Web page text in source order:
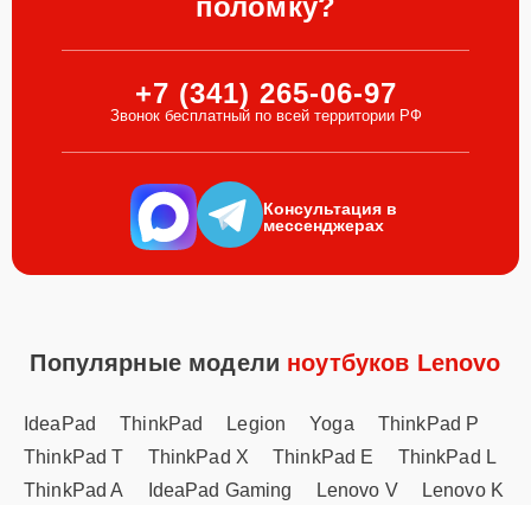
поломку?
+7 (341) 265-06-97
Звонок бесплатный по всей территории РФ
Консультация в
мессенджерах
Популярные модели ноутбуков Lenovo
IdeaPad ThinkPad Legion Yoga
ThinkPad P
ThinkPad T
ThinkPad X ThinkPad E
ThinkPad L
ThinkPad A
IdeaPad Gaming Lenovo V Lenovo K